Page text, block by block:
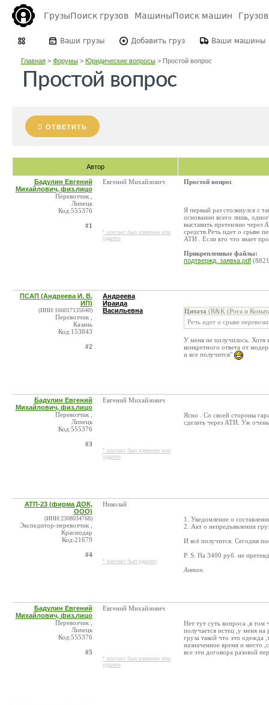
ГрузыПоиск грузов МашиныПоиск машин
Ваши грузы Добавить груз Ваши машины
Главная> Форумы> Юридические вопросы> Простой вопрос
Простой вопрос
ОТВЕТИТЬ
Автор
Бадулин Евгений
Михайлович, физ.лицо
Перевозчик ,
Липецк
Код:555376
#1
Евгений Михайлович
* контакт был изменен или
удален
Простой вопрос
Я первый раз столкнулся с
основании всего лишь,
выставить претензию через
средств.Речь идет о срыве
АТИ . Если кто что знает
Прикрепленные файлы:
подтвержд. заявка.pdf
ПСАП (Андреева И. В.
ИП)
(ИНН:166017135640)
Перевозчик ,
Казань
Код:153843
#2
Андреева
Ираида
Васильевна
Цитата (R&K (Рога и
Речь идет о срыве
У меня не получилось. Хотя
конкретного ответа от
и все получится"
Бадулин Евгений
Михайлович, физ.лицо
Перевозчик ,
Липецк
Код:555376
#3
Евгений Михайлович
* контакт был изменен или
удален
Ясно . Со своей стороны
сделать через АТИ. Уж очень
АТП-23 (фирма ДОК,
ООО)
(ИНН:2308034768)
Экспедитор-перевозчик ,
Краснодар
Код:21679
#4
Николай
* контакт был удален
1. Уведомление о
2. Акт о непредъявлении
И всё получится. Сегодня
P. S. На 3400 руб. не
Антон.
Бадулин Евгений
Михайлович, физ.лицо
Перевозчик ,
Липецк
Код:555376
#5
Евгений Михайлович
* контакт был изменен или
удален
Нет тут суть вопроса ,в том
получается истец ,у меня на
груза такой что это одежда
назначенное время и место
все эти договора разовой